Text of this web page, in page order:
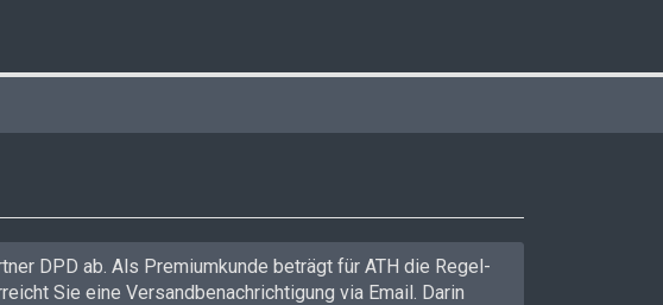
DPD ab. Als Premiumkunde beträgt für ATH die Regel-
Sie eine Versandbenachrichtigung via Email. Darin